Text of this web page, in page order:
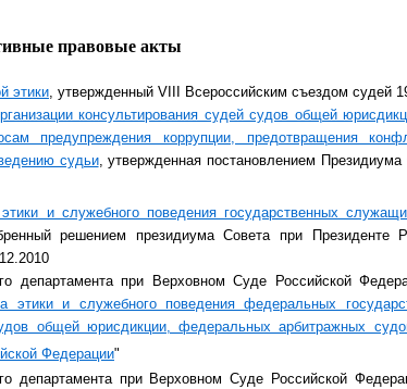
правовые акты
этики, утвержденный VIII Всероссийским съездом судей
консультирования судей судов общей
предупреждения коррупции, предотвращения
судьи, утвержденная постановлением
и служебного поведения государственных
решением президиума Совета при Президенте
департамента при Верховном Суде Российской
этики и служебного поведения федеральных
общей юрисдикции, федеральных арбитражных
Федерации"
департамента при Верховном Суде Российской